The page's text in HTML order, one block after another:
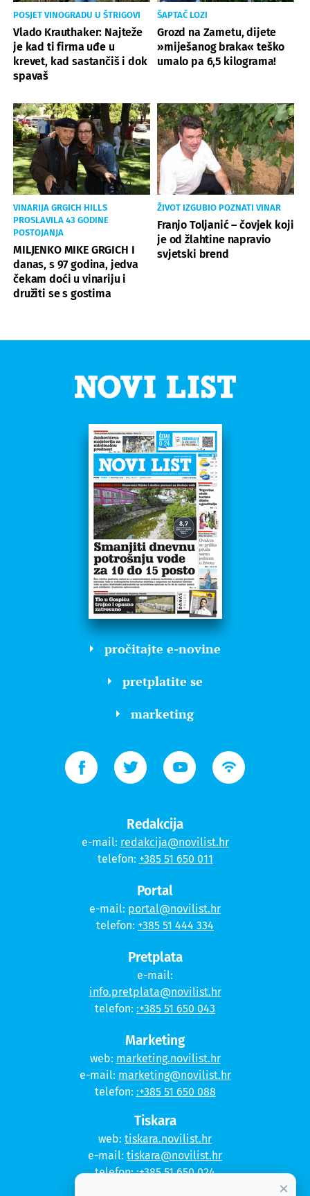
POSJET VINOGRADU U ŠTRIGOVI
Vlado Krauthaker: Najteže
je kad ti firma uđe u
krevet, kad sastančiš i dok
spavaš
ŠAPTAČ LOZI
Grozd na Zametu, dijete
»miješanog braka« teško
umalo pa 6,5 kilograma!
VINARIJA GRGICH HILLS
PROSLAVILA 43 GODINE
POSTOJANJA
MILJENKO MIKE GRGICH I
danas, s 97 godina, jedva
čekam doći u vinariju i
družiti se s gostima
ŽIVOT IZGUBIO POZNATI VINAR
Franjo Toljanić – čovjek koji
je od žlahtine napravio
svjetski brend
pročitajte e-novine
pretplatite se
marketing
Redakcija
e-mail: redakcija@novilist.hr
telefon: +385 51 650 011
Portal
e-mail: portal@novilist.hr
telefon: +385 51 444 334
Pretplata
e-mail:
info.pretplata@novilist.hr
telefon: :+385 51 650 043
Marketing
web: marketing.novilist.hr
e-mail: marketing@novilist.hr
telefon: :+385 51 650 088
Tiskara
web: tiskara.novilist.hr
e-mail: tiskara@novilist.hr
telefon::+385 51 650 024
×